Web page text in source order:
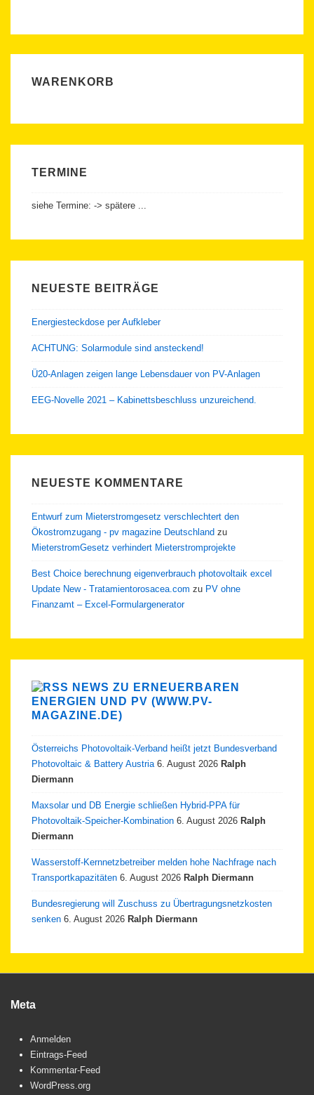
Landkreis
Freising
WARENKORB
TERMINE
siehe Termine: -> spätere ...
NEUESTE BEITRÄGE
Energiesteckdose per Aufkleber
ACHTUNG: Solarmodule sind ansteckend!
Ü20-Anlagen zeigen lange Lebensdauer von PV-Anlagen
EEG-Novelle 2021 – Kabinettsbeschluss unzureichend.
NEUESTE KOMMENTARE
Entwurf zum Mieterstromgesetz verschlechtert den
Ökostromzugang - pv magazine Deutschland zu
MieterstromGesetz verhindert Mieterstromprojekte
Best Choice berechnung eigenverbrauch photovoltaik excel
Update New - Tratamientorosacea.com zu PV ohne
Finanzamt – Excel-Formulargenerator
NEWS ZU ERNEUERBAREN
ENERGIEN UND PV (WWW.PV-
MAGAZINE.DE)
Österreichs Photovoltaik-Verband heißt jetzt Bundesverband
Photovoltaic & Battery Austria 6. August 2026 Ralph
Diermann
Maxsolar und DB Energie schließen Hybrid-PPA für
Photovoltaik-Speicher-Kombination 6. August 2026 Ralph
Diermann
Wasserstoff-Kernnetzbetreiber melden hohe Nachfrage nach
Transportkapazitäten 6. August 2026 Ralph Diermann
Bundesregierung will Zuschuss zu Übertragungsnetzkosten
senken 6. August 2026 Ralph Diermann
Meta
Anmelden
Eintrags-Feed
Kommentar-Feed
WordPress.org